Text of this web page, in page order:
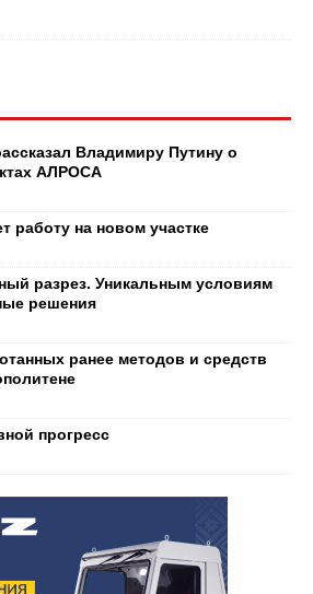
Владимиру Путину о
АЛРОСА
работу на новом участке
разрез. Уникальным условиям
решения
ранее методов и средств
прогресс